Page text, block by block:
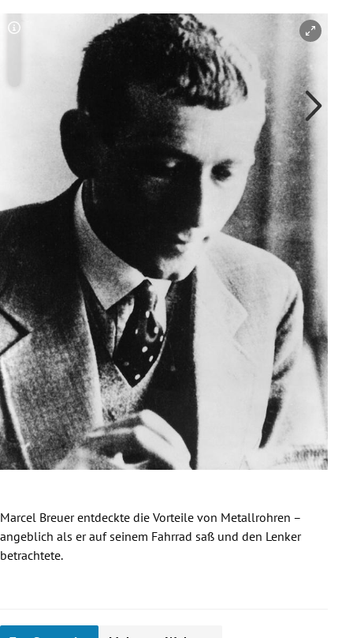
Copyright-Hinweis öffnen/schließen
Marcel Breuer entdeckte die Vorteile von Metallrohren –
angeblich als er auf seinem Fahrrad saß und den Lenker
betrachtete.